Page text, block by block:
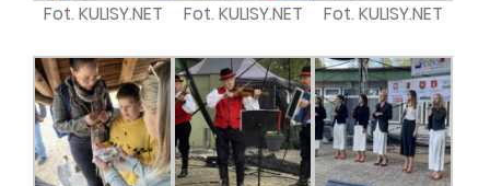
Fot. KULISY.NET Fot. KULISY.NET Fot. KULISY.NET